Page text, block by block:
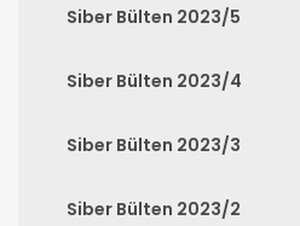
Siber Bülten 2023/5
Siber Bülten 2023/4
Siber Bülten 2023/3
Siber Bülten 2023/2